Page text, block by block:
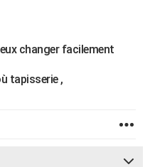
changer facilement
tapisserie ,